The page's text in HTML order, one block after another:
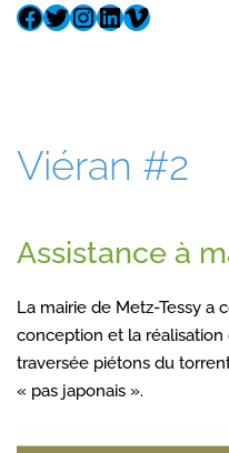
Viéran #2
Assistance à
La mairie de Metz-Tessy a
conception et la
traversée piétons du
« pas japonais ».